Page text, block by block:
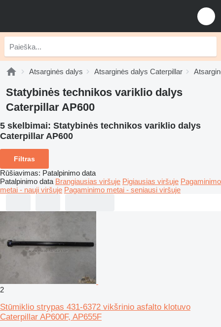
Atsarginės dalys Atsarginės dalys Caterpillar
Statybinės technikos variklio dalys
Caterpillar AP600
5 skelbimai: Statybinės technikos variklio dalys
Caterpillar AP600
Filtras
Rūšiavimas: Patalpinimo data
Patalpinimo data Brangiausias viršuje Pigiausias viršuje Pagaminimo
metai - nauji viršuje Pagaminimo metai - seniausi viršuje
2
Stūmiklio strypas 431-6372 vikšrinio asfalto klotuvo
Caterpillar AP600F, AP655F